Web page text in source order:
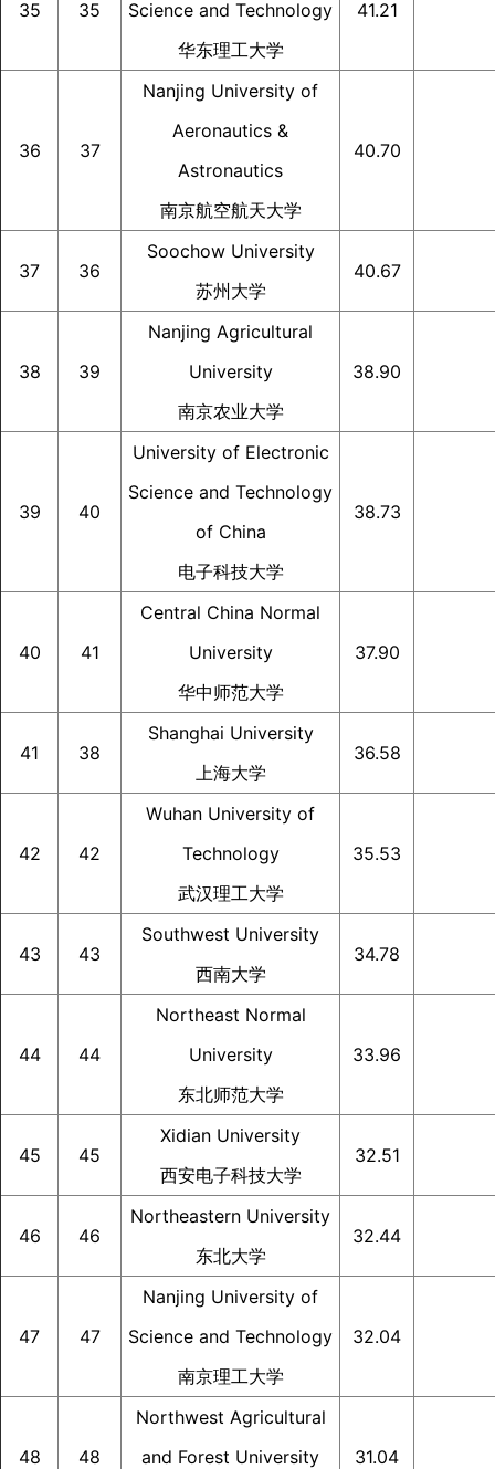
35 35
Science and Technology
华东理工大学
41.21
36 37
Nanjing University of
Aeronautics &
Astronautics
南京航空航天大学
40.70
37 36
Soochow University
苏州大学
40.67
38 39
Nanjing Agricultural
University
南京农业大学
38.90
39 40
University of Electronic
Science and Technology
of China
电子科技大学
38.73
40 41
Central China Normal
University
华中师范大学
37.90
41 38
Shanghai University
上海大学
36.58
42 42
Wuhan University of
Technology
武汉理工大学
35.53
43 43
Southwest University
西南大学
34.78
44 44
Northeast Normal
University
东北师范大学
33.96
45 45
Xidian University
西安电子科技大学
32.51
46 46
Northeastern University
东北大学
32.44
47 47
Nanjing University of
Science and Technology
南京理工大学
32.04
48 48
Northwest Agricultural
and Forest University
31.04